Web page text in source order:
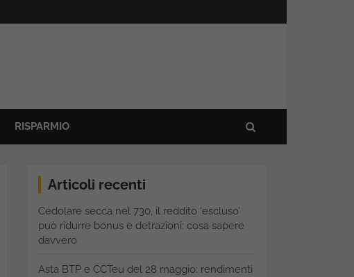
RISPARMIO
Articoli recenti
Cedolare secca nel 730, il reddito ‘escluso’
può ridurre bonus e detrazioni: cosa sapere
davvero
Asta BTP e CCTeu del 28 maggio: rendimenti